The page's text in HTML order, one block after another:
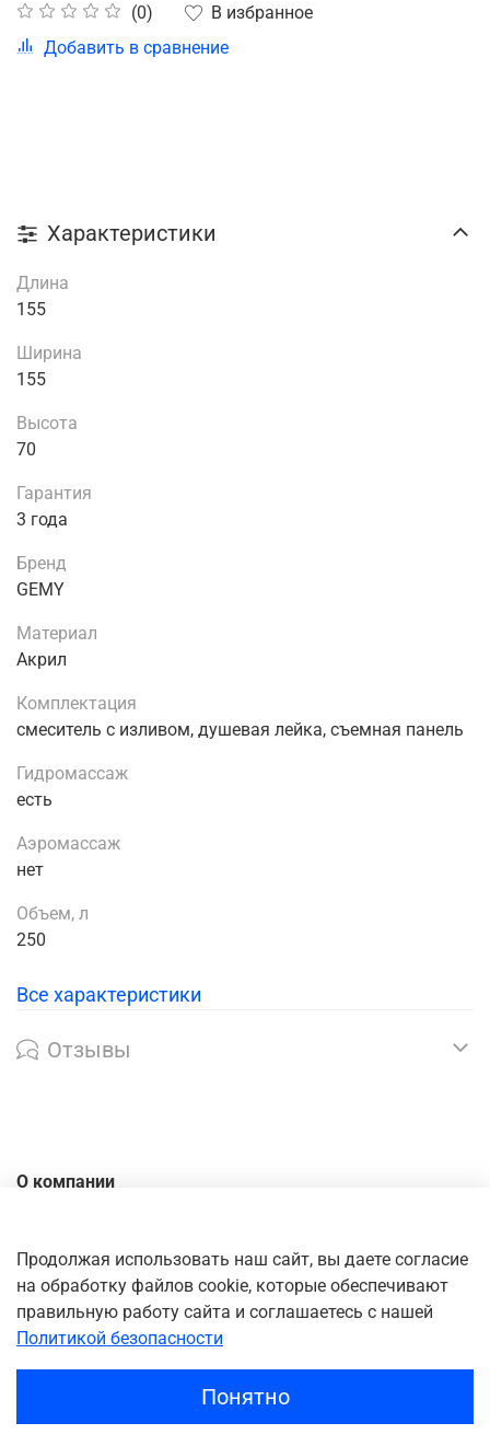
(0)
В избранное
Добавить в сравнение
Характеристики
Длина
155
Ширина
155
Высота
70
Гарантия
3 года
Бренд
GEMY
Материал
Акрил
Комплектация
смеситель с изливом, душевая лейка, съемная панель
Гидромассаж
есть
Аэромассаж
нет
Объем, л
250
Все характеристики
Отзывы
О компании
Доставка
Оплата
Личный кабинет
Продолжая использовать наш сайт, вы даете согласие
на обработку файлов cookie, которые обеспечивают
правильную работу сайта и соглашаетесь с нашей
Политикой безопасности
Понятно